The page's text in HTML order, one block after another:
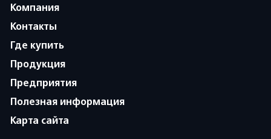
Компания
Контакты
Где купить
Продукция
Предприятия
Полезная информация
Карта сайта